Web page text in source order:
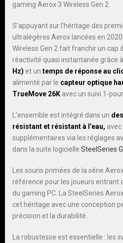
gaming Aerox 3 Wireless Gen 2.
S’appuyant sur l’héritage des
ultralégères Aerox lancées en
Wireless Gen 2 fait franchir un cap
réactivité quasi instantanée grâce
Hz) et un temps de réponse au
alimenté par le capteur optique
TrueMove 26K avec un suivi 1-
L’ensemble est intégré dans un
résistant et résistant à l’eau,
supplémentaires via les réglages
dans la suite logicielle SteelSeries
Les souris primées de la série
référence pour les joueurs entrant
du gaming PC. La SteelSeries
cet héritage avec une conception
précision et la durabilité.
La robustesse est essentielle : les